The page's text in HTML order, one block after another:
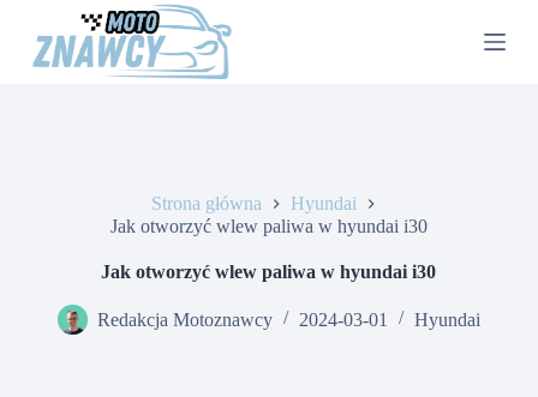
Strona główna
Hyundai
Jak otworzyć wlew paliwa w hyundai i30
Jak otworzyć wlew paliwa w hyundai i30
Redakcja Motoznawcy 2024-03-01 Hyundai